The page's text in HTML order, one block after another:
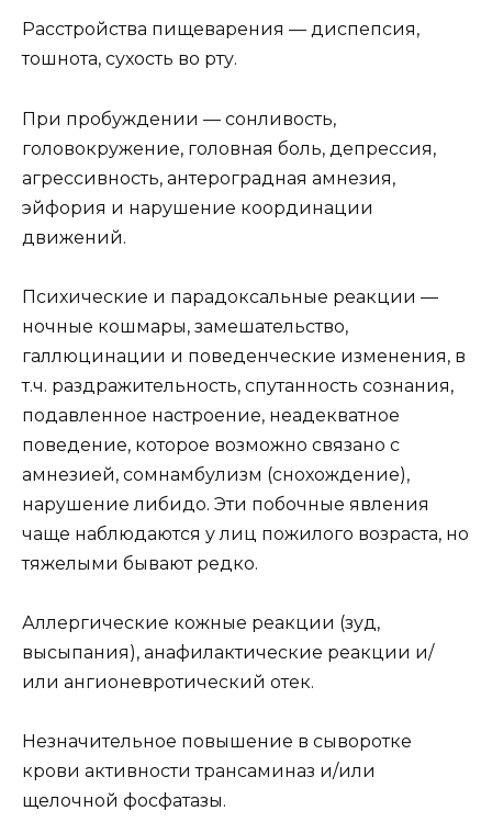
Расстройства пищеварения — диспепсия,
тошнота, сухость во рту.
При пробуждении — сонливость,
головокружение, головная боль, депрессия,
агрессивность, антероградная амнезия,
эйфория и нарушение координации
движений.
Психические и парадоксальные реакции —
ночные кошмары, замешательство,
галлюцинации и поведенческие изменения, в
т.ч. раздражительность, спутанность сознания,
подавленное настроение, неадекватное
поведение, которое возможно связано с
амнезией, сомнамбулизм (снохождение),
нарушение либидо. Эти побочные явления
чаще наблюдаются у лиц пожилого возраста, но
тяжелыми бывают редко.
Аллергические кожные реакции (зуд,
высыпания), анафилактические реакции и/
или ангионевротический отек.
Незначительное повышение в сыворотке
крови активности трансаминаз и/или
щелочной фосфатазы.